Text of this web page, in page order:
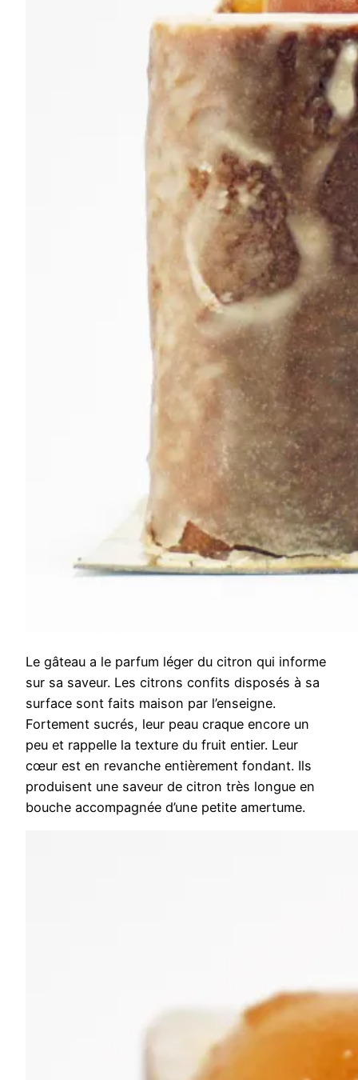
Le gâteau a le parfum léger du citron qui informe
sur sa saveur. Les citrons confits disposés à sa
surface sont faits maison par l’enseigne.
Fortement sucrés, leur peau craque encore un
peu et rappelle la texture du fruit entier. Leur
cœur est en revanche entièrement fondant. Ils
produisent une saveur de citron très longue en
bouche accompagnée d’une petite amertume.